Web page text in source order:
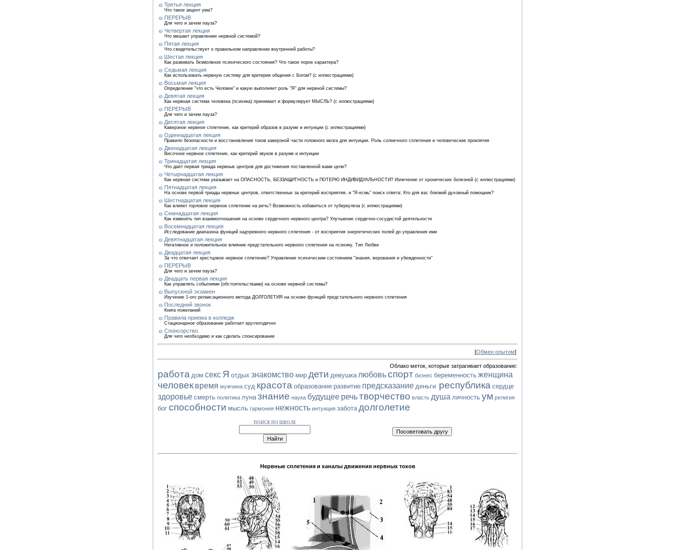
Третья лекция
Что такое акцент ума?
ПЕРЕРЫВ
Для чего и зачем пауза?
Четвертая лекция
Что мешает управлению нервной системой?
Пятая лекция
Что свидетельствует о правильном направлении внутренней работы?
Шестая лекция
Как развивать безмолвное психического состояния? Что такое порок характера?
Седьмая лекция
Как использовать нервную систему для критерия общения с Богом? (с иллюстрациями)
Восьмая лекция
Определение "что есть Человек" и какую выполняет роль "Я" для нервной системы?
Девятая лекция
Как нервная система человека (психика) принимает и формулирует МЫСЛЬ? (с иллюстрациями)
ПЕРЕРЫВ
Для чего и зачем пауза?
Десятая лекция
Каверзное нервное сплетение, как критерий образов в разуме и интуиции (с иллюстрациями)
Одиннадцатая лекция
Правило безопасности и восстановления токов каверзной части головного мозга для интуиции. Роль солнечного сплетения и человеческие проклятия
Двенадцатая лекция
Височное нервное сплетение, как критерий звуков в разуме и интуиции
Тринадцатая лекция
Что дает первая триада нервных центров для достижения поставленной вами цели?
Четырнадцатая лекция
Как нервная система указывает на ОПАСНОСТЬ, БЕЗЗАЩИТНОСТЬ и ПОТЕРЮ ИНДИВИДУАЛЬНОСТИ? Излечение от хронических болезней (с иллюстрациями)
Пятнадцатая лекция
На основе первой триады нервных центров, ответственных за критерий восприятия, и "Я-есмь" поиск ответа: Кто для вас близкий духовный помощник?
Шестнадцатая лекция
Как влияет горловое нервное сплетение на речь? Возможность избавиться от туберкулеза (с иллюстрациями)
Семнадцатая лекция
Как изменять тип взаимоотношения на основе сердечного нервного центра? Улучшение сердечно-сосудистой деятельности
Восемнадцатая лекция
Исследование диапазона функций надчревного нервного сплетения - от восприятия энергетических полей до управления ими
Девятнадцатая лекция
Негативное и положительное влияние предстательного нервного сплетения на психику. Тип Любви
Двадцатая лекция
За что отвечает крестцовое нервное сплетение? Управление психическим состоянием "знания, верования и убежденности"
ПЕРЕРЫВ
Для чего и зачем пауза?
Двадцать первая лекция
Как управлять событиями (обстоятельствами) на основе нервной системы?
Выпускной экзамен
Изучение 1-ого релаксационного метода ДОЛГОЛЕТИЯ на основе функций предстательного нервного сплетения
Последний звонок
Книга пожеланий
Правила приема в колледж
Стационарное образование работает круглогодично
Спонсорство
Для чего необходимо и как сделать спонсирование
[Обмен опытом]
Облако меток, которые затрагивает образование:
работа дом секс Я отдых знакомство мир дети девушка любовьспорт бизнес беременность женщина
человек время мужчина суд красота образование развитие предсказание деньги республика сердце
здоровье смерть политика луна знание наука будущее речьтворчество власть душа личность ум религия
бог способности мысль гармония нежность интуиция забота долголетие
ПОИСК ПО ШКОЛЕ
Нервные сплетения и каналы движения нервных токов